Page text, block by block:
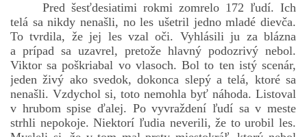
Pred šesťdesiatimi rokmi zomrelo 172 ľudí. Ich
telá sa nikdy nenašli, no les ušetril jedno mladé dievča.
To tvrdila, že jej les vzal oči. Vyhlásili ju za blázna
a prípad sa uzavrel, pretože hlavný podozrivý nebol.
Viktor sa poškriabal vo vlasoch. Bol to ten istý scenár,
jeden živý ako svedok, dokonca slepý a telá, ktoré sa
nenašli. Vzdychol si, toto nemohla byť náhoda. Listoval
v hrubom spise ďalej. Po vyvraždení ľudí sa v meste
strhli nepokoje. Niektorí ľudia neverili, že to urobil les.